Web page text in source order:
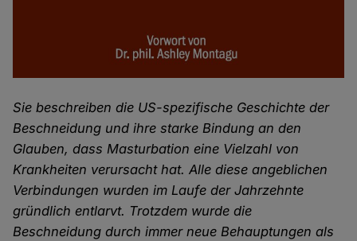
Sie beschreiben die US-spezifische Geschichte der
Beschneidung und ihre starke Bindung an den
Glauben, dass Masturbation eine Vielzahl von
Krankheiten verursacht hat. Alle diese angeblichen
Verbindungen wurden im Laufe der Jahrzehnte
gründlich entlarvt. Trotzdem wurde die
Beschneidung durch immer neue Behauptungen als